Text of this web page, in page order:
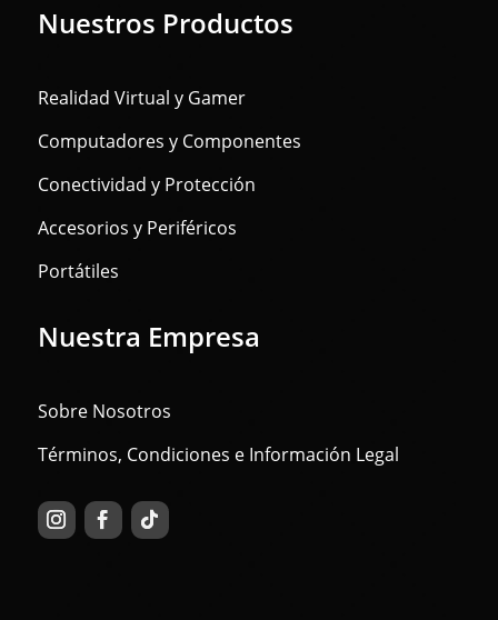
Nuestros Productos
Realidad Virtual y Gamer
Computadores y Componentes
Conectividad y Protección
Accesorios y Periféricos
Portátiles
Nuestra Empresa
Sobre Nosotros
Términos, Condiciones e Información Legal